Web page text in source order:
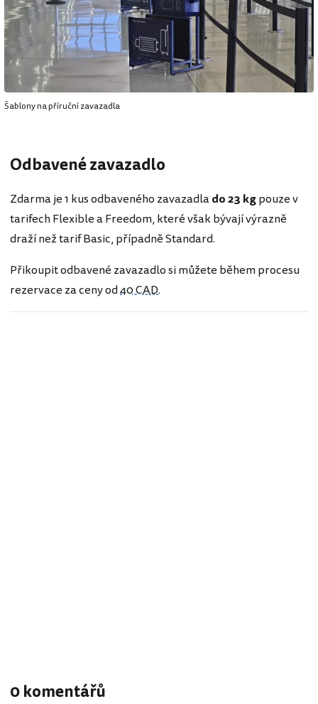
Šablony na příruční zavazadla
Odbavené zavazadlo
Zdarma je 1 kus odbaveného zavazadlado 23 kgpouze v
tarifech Flexible a Freedom, které však bývají výrazně
draží než tarif Basic, případně Standard.
Přikoupit odbavené zavazadlo si můžete během procesu
rezervace za ceny od40 CAD.
0 komentářů